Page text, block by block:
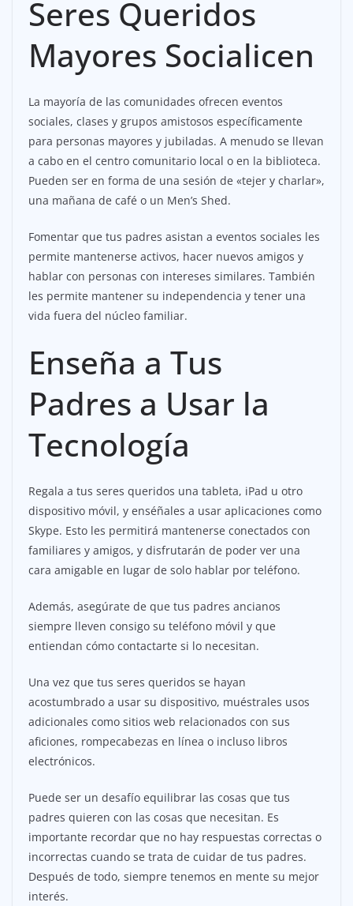
Seres Queridos
Mayores Socialicen
La mayoría de las comunidades ofrecen eventos
sociales, clases y grupos amistosos específicamente
para personas mayores y jubiladas. A menudo se llevan
a cabo en el centro comunitario local o en la biblioteca.
Pueden ser en forma de una sesión de «tejer y charlar»,
una mañana de café o un Men’s Shed.
Fomentar que tus padres asistan a eventos sociales les
permite mantenerse activos, hacer nuevos amigos y
hablar con personas con intereses similares. También
les permite mantener su independencia y tener una
vida fuera del núcleo familiar.
Enseña a Tus
Padres a Usar la
Tecnología
Regala a tus seres queridos una tableta, iPad u otro
dispositivo móvil, y enséñales a usar aplicaciones como
Skype. Esto les permitirá mantenerse conectados con
familiares y amigos, y disfrutarán de poder ver una
cara amigable en lugar de solo hablar por teléfono.
Además, asegúrate de que tus padres ancianos
siempre lleven consigo su teléfono móvil y que
entiendan cómo contactarte si lo necesitan.
Una vez que tus seres queridos se hayan
acostumbrado a usar su dispositivo, muéstrales usos
adicionales como sitios web relacionados con sus
aficiones, rompecabezas en línea o incluso libros
electrónicos.
Puede ser un desafío equilibrar las cosas que tus
padres quieren con las cosas que necesitan. Es
importante recordar que no hay respuestas correctas o
incorrectas cuando se trata de cuidar de tus padres.
Después de todo, siempre tenemos en mente su mejor
interés.